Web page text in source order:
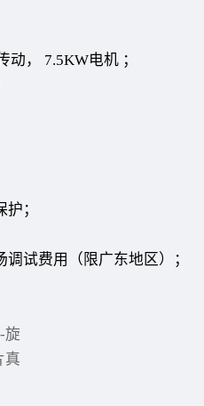
， 7.5KW电机 ；
；
试费用（限广东地区）；
旋
真